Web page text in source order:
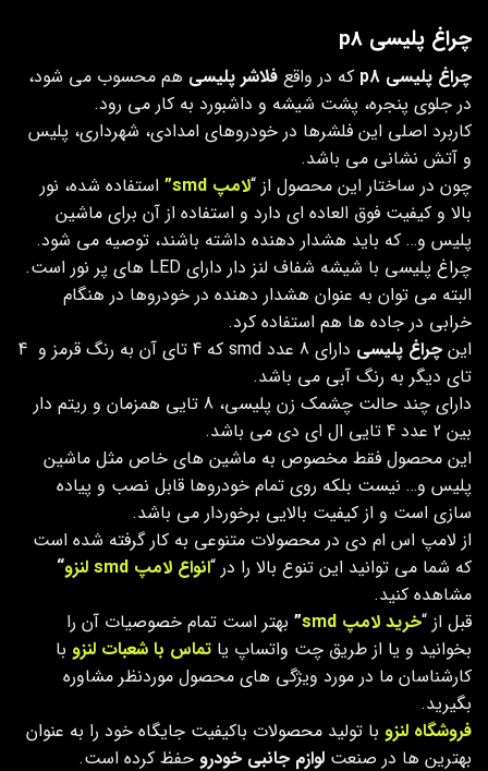
چراغ پلیسی p8
چراغ پلیسی p8 که در واقع فلاشر پلیسی هم محسوب می شود،
در جلوی پنجره، پشت شیشه و داشبورد به کار می رود.
کاربرد اصلی این فلشرها در خودروهای امدادی، شهرداری، پلیس
و آتش نشانی می باشد.
چون در ساختار این محصول از “لامپ smd”
استفاده شده، نور
بالا و کیفیت فوق العاده ای دارد و استفاده از آن برای ماشین
پلیس و… که باید هشدار دهنده داشته باشند، توصیه می شود.
چراغ پلیسی با شیشه شفاف لنز دار دارای LED های پر نور است.
البته می توان به عنوان هشدار دهنده در خودروها در هنگام
خرابی در جاده ها هم استفاده کرد.
این چراغ پلیسی
دارای 8 عدد smd که 4 تای آن به رنگ قرمز و 4
تای دیگر به رنگ آبی می باشد.
دارای چند حالت چشمک زن پلیسی، 8 تایی همزمان و ریتم دار
بین 2 عدد 4 تایی ال ای دی می باشد.
این محصول فقط مخصوص به ماشین های خاص مثل ماشین
پلیس و… نیست بلکه روی تمام خودروها قابل نصب و پیاده
سازی است و از کیفیت بالایی برخوردار می باشد.
از لامپ اس ام دی در محصولات متنوعی به کار گرفته شده است
که شما می توانید این تنوع بالا را در “انواع لامپ smd لنزو
“
مشاهده کنید.
قبل از “خرید لامپ smd ” بهتر است تمام خصوصیات آن را
بخوانید و یا از طریق چت واتساپ یا تماس با شعبات لنزو با
کارشناسان ما در مورد ویژگی های محصول موردنظر مشاوره
بگیرید.
فروشگاه لنزو با تولید محصولات باکیفیت جایگاه خود را به عنوان
بهترین ها در صنعت لوازم جانبی خودرو حفظ کرده است.